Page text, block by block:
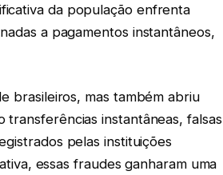
da população enfrenta
a pagamentos instantâneos,
brasileiros, mas também abriu
transferências instantâneas, falsas
pelas instituições
essas fraudes ganharam uma